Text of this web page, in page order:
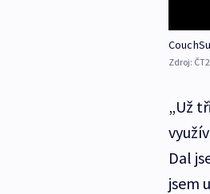
Zdroj:
„Už
Dal
jsem